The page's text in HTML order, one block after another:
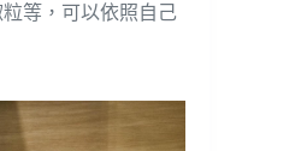
等，可以依照自己